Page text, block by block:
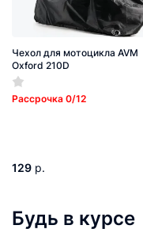
Чехол для мотоцикла AVM
Oxford 210D
Рассрочка 0/12
129 р.
Будь в курсе